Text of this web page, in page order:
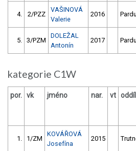
4. 2/PZZ
VAŠINOVÁ
Valerie
2016
5. 3/PZM
DOLEŽAL
Antonín
2017
kategorie C1W
por. vk jméno nar. vt oddíl
1. 1/ZM
KOVÁŘOVÁ
Josefína
2015